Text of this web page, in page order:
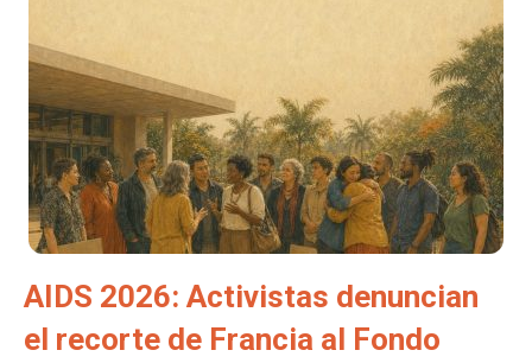
AIDS 2026: Activistas denuncian
el recorte de Francia al Fondo